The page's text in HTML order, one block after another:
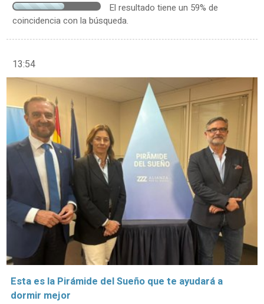
El resultado tiene un 59% de
coincidencia con la búsqueda.
13:54
Esta es la Pirámide del Sueño que te ayudará a
dormir mejor